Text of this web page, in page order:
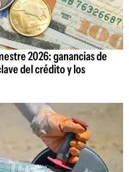
2026: ganancias de
del crédito y los